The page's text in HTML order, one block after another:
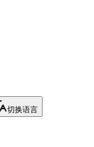
切换语言